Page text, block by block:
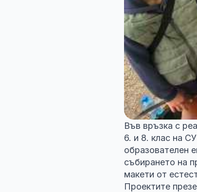
Във връзка с
6. и 8. клас на
образователен
събирането на
макети от
Проектите